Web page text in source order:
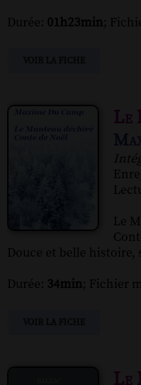
Durée: 01h23min;
Le
Le
Douce et belle histoire,
Durée: 34min; Fichier
Le